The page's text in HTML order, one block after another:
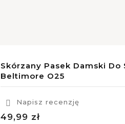
Skórzany Pasek Damski Do
Beltimore O25
 Napisz recenzję
49,99 zł